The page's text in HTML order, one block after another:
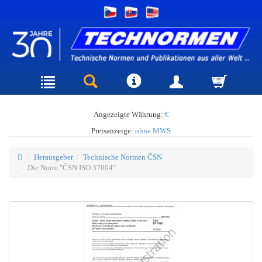
Angezeigte Währung: €
Preisanzeige: ohne MWS
Herausgeber
Technische Normen ČSN
Die Norm "ČSN ISO 37004"